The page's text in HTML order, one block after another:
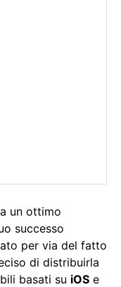
un ottimo
successo
per via del fatto
di distribuirla
basati su iOS e